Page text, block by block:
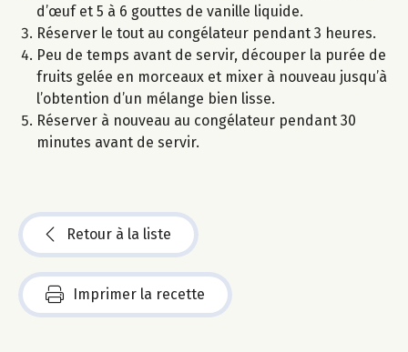
d’œuf et 5 à 6 gouttes de vanille liquide.
Réserver le tout au congélateur pendant 3 heures.
Peu de temps avant de servir, découper la purée de
fruits gelée en morceaux et mixer à nouveau jusqu’à
l’obtention d’un mélange bien lisse.
Réserver à nouveau au congélateur pendant 30
minutes avant de servir.
Retour à la liste
Imprimer la recette